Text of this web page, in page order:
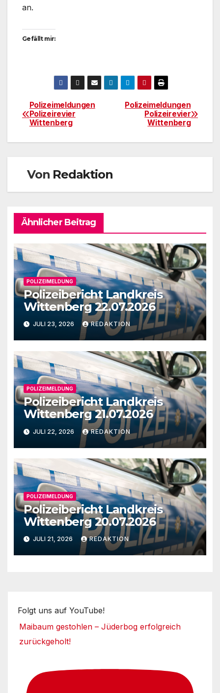
an.
Gefällt mir:
Beitragsnavigation
Polizeimeldungen
Polizeirevier
Wittenberg
Polizeimeldungen
Polizeirevier
Wittenberg
Von Redaktion
Ähnlicher Beitrag
POLIZEIMELDUNG
Polizeibericht Landkreis
Wittenberg 22.07.2026
JULI 23, 2026 REDAKTION
POLIZEIMELDUNG
Polizeibericht Landkreis
Wittenberg 21.07.2026
JULI 22, 2026 REDAKTION
POLIZEIMELDUNG
Polizeibericht Landkreis
Wittenberg 20.07.2026
JULI 21, 2026 REDAKTION
Folgt uns auf YouTube!
Maibaum gestohlen – Jüderbog erfolgreich
zurückgeholt!